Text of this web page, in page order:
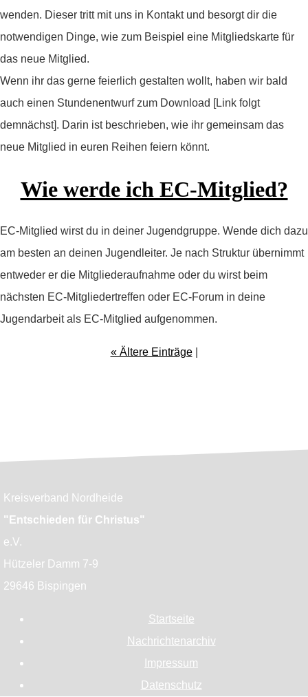
wenden. Dieser tritt mit uns in Kontakt und besorgt dir die
notwendigen Dinge, wie zum Beispiel eine Mitgliedskarte für
das neue Mitglied.
Wenn ihr das gerne feierlich gestalten wollt, haben wir bald
auch einen Stundenentwurf zum Download [Link folgt
demnächst]. Darin ist beschrieben, wie ihr gemeinsam das
neue Mitglied in euren Reihen feiern könnt.
Wie werde ich EC-Mitglied?
EC-Mitglied wirst du in deiner Jugendgruppe. Wende dich dazu
am besten an deinen Jugendleiter. Je nach Struktur übernimmt
entweder er die Mitgliederaufnahme oder du wirst beim
nächsten EC-Mitgliedertreffen oder EC-Forum in deine
Jugendarbeit als EC-Mitglied aufgenommen.
« Ältere Einträge|
Kreisverband Nordheide
"Entschieden für Christus"
e.V.
Hützeler Damm 7-9
29646 Bispingen
Startseite
Nachrichtenarchiv
Impressum
Datenschutz